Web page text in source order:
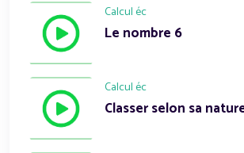
Calcul éc
Le nombre 6
Calcul éc
Classer selon sa